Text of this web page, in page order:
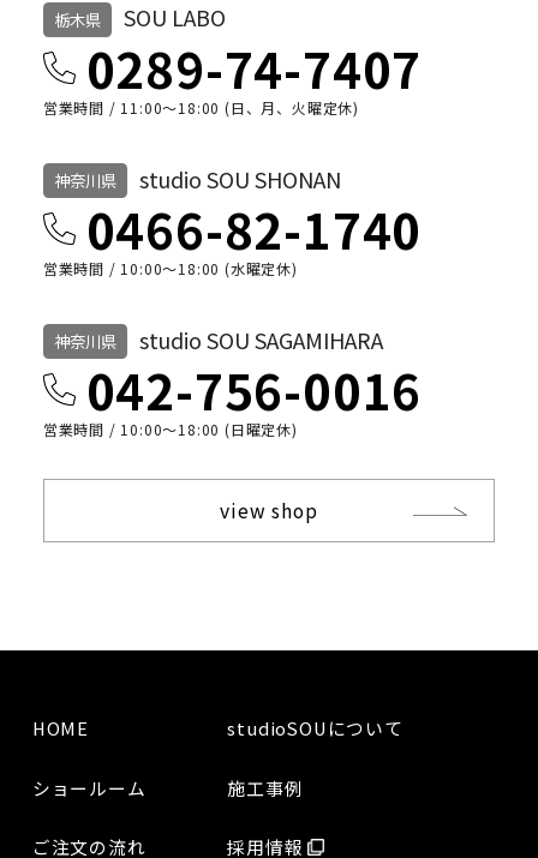
栃木県 SOU LABO
0289-74-7407
営業時間 / 11:00～18:00 (日、月、火曜定休)
神奈川県 studio SOU SHONAN
0466-82-1740
営業時間 / 10:00〜18:00 (水曜定休)
神奈川県 studio SOU SAGAMIHARA
042-756-0016
営業時間 / 10:00〜18:00 (日曜定休)
view shop
HOME studioSOUについて
ショールーム 施工事例
ご注文の流れ 採用情報